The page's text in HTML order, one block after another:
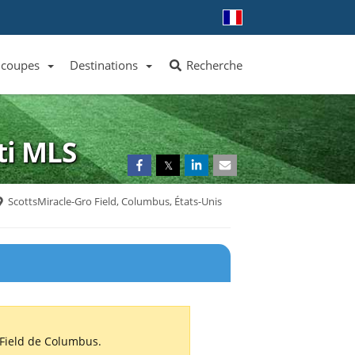
Liste des clubs et équipes
Liste des ligues et coupes
Destinations
Toutes les destinations
Recherche
MLS 𝕏
ScottsMiracle-Gro Field, Columbus, États-Unis
de Columbus.